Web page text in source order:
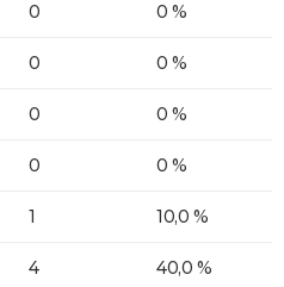
0 0 %
0 0 %
0 0 %
0 0 %
1 10,0 %
4 40,0 %